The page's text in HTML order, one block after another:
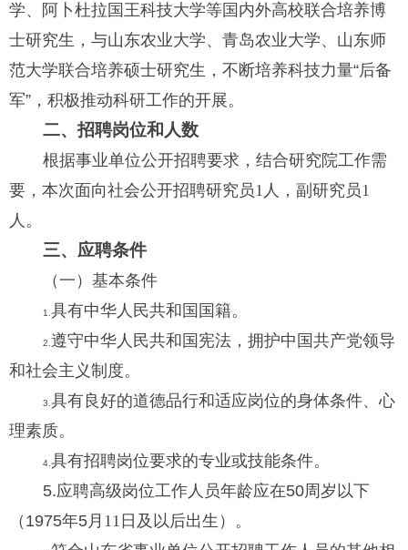
学、阿卜杜拉国王科技大学等国内外高校联合培养博
士研究生，与山东农业大学、青岛农业大学、山东师
范大学联合培养硕士研究生，不断培养科技力量“后备
军” ，积极推动科研工作的开展。
二、招聘岗位和人数
根据事业单位公开招聘要求，结合研究院工作需
要，本次面向社会公开招聘研究员1 人， 副研究员1
人。
三、应聘条件
（一）基本条件
1.具有中华人民共和国国籍。
2.遵守中华人民共和国宪法，拥护中国共产党领导
和社会主义制度。
3.具有良好的道德品行和适应岗位的身体条件、心
理素质。
4.具有招聘岗位要求的专业或技能条件。
5.应聘高级岗位工作人员年龄应在50周岁以下
（ 1975年5月 11 日及 以后出生）。